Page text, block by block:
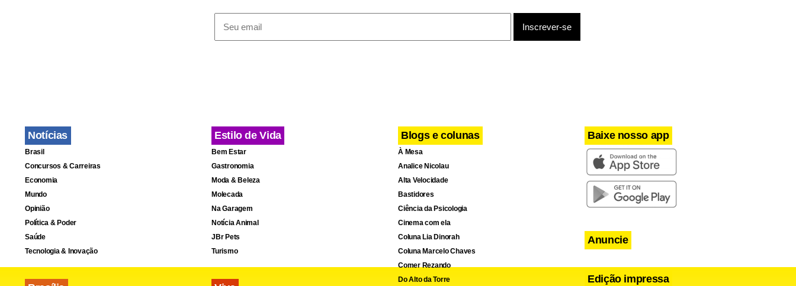
Muitos dos gatos eram filhotes e ao que tudo indica, alguns estão doentes. Todos os
Notícias
Brasil
Concursos & Carreiras
Economia
Mundo
Opinião
Política & Poder
Saúde
Tecnologia & Inovação
Estilo de Vida
Bem Estar
Gastronomia
Moda & Beleza
Molecada
Na Garagem
Notícia Animal
JBr Pets
Turismo
Blogs e colunas
À Mesa
Analice Nicolau
Alta Velocidade
Bastidores
Ciência da Psicologia
Cinema com ela
Coluna Lia Dinorah
Coluna Marcelo Chaves
Comer Rezando
Do Alto da Torre
Baixe nosso app
Anuncie
Edição impressa